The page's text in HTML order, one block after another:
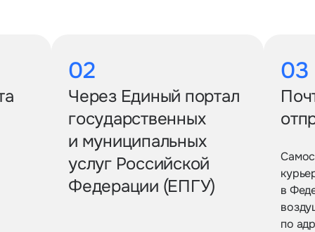
02
Через Единый портал
государственных
и муниципальных
услуг Российской
Федерации (ЕПГУ)
03
в
по